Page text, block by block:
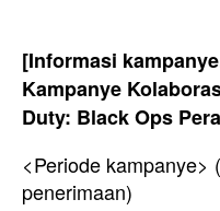
[Informasi
Kampanye
Duty: Black Ops
<Periode kampanye>
penerimaan)